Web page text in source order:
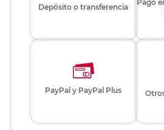
Depósito o transferencia
Pago
PayPal y PayPal Plus